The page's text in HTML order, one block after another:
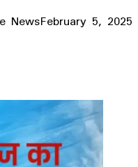
NewsFebruary 5, 2025